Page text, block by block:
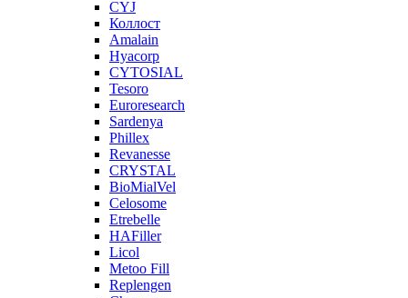
CYJ
Коллост
Amalain
Hyacorp
CYTOSIAL
Tesoro
Euroresearch
Sardenya
Phillex
Revanesse
CRYSTAL
BioMialVel
Celosome
Etrebelle
HAFiller
Licol
Metoo Fill
Replengen